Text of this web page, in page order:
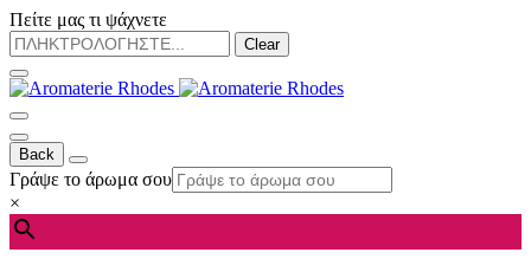
Πείτε μας τι ψάχνετε
Clear
Back
Γράψε το άρωμα σου
×